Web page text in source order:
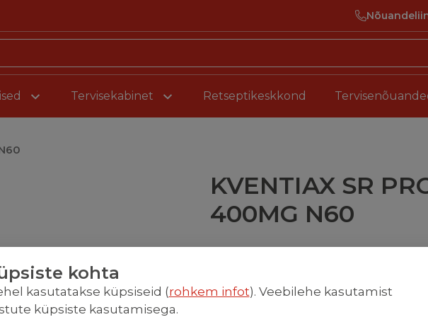
Tervisekabinet Retseptikeskkond
KVENTIAX SR
400MG N60
Piirhind
kohta
kasutatakse küpsiseid (rohkem infot). Veebilehe kasutamist
küpsiste kasutamisega.